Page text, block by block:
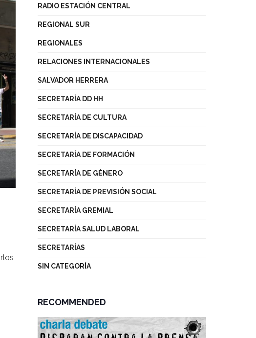
RADIO ESTACIÓN CENTRAL
REGIONAL SUR
REGIONALES
RELACIONES INTERNACIONALES
SALVADOR HERRERA
SECRETARÍA DD HH
SECRETARÍA DE CULTURA
SECRETARÍA DE DISCAPACIDAD
SECRETARÍA DE FORMACIÓN
SECRETARÍA DE GÉNERO
SECRETARÍA DE PREVISIÓN SOCIAL
SECRETARÍA GREMIAL
SECRETARÍA SALUD LABORAL
SECRETARÍAS
SIN CATEGORÍA
RECOMMENDED